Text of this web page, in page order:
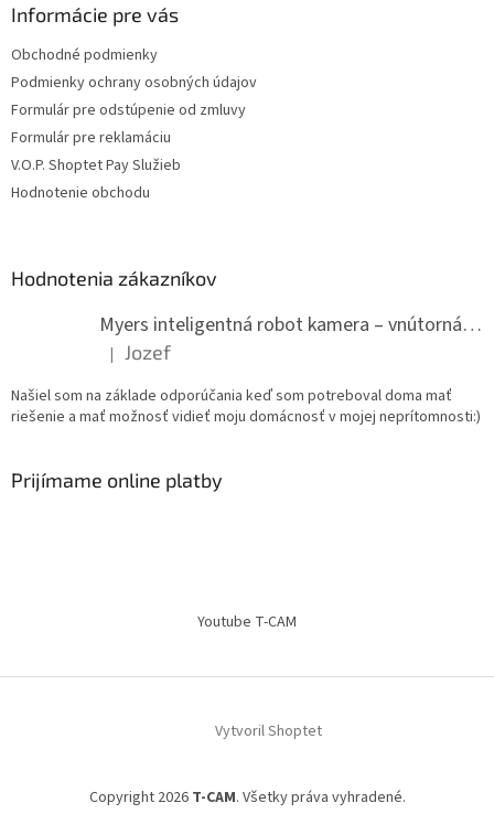
Informácie pre vás
Obchodné podmienky
Podmienky ochrany osobných údajov
Formulár pre odstúpenie od zmluvy
Formulár pre reklamáciu
V.O.P. Shoptet Pay Služieb
Hodnotenie obchodu
Hodnotenia zákazníkov
Myers inteligentná robot kamera – vnútorná WiFi kamera
Hodnotenie produktu je 5 z 5 hviezdičiek.
| Jozef
Našiel som na základe odporúčania keď som potreboval doma mať
riešenie a mať možnosť vidieť moju domácnosť v mojej neprítomnosti:)
Prijímame online platby
Youtube T-CAM
Vytvoril Shoptet
Copyright 2026 T-CAM. Všetky práva vyhradené.